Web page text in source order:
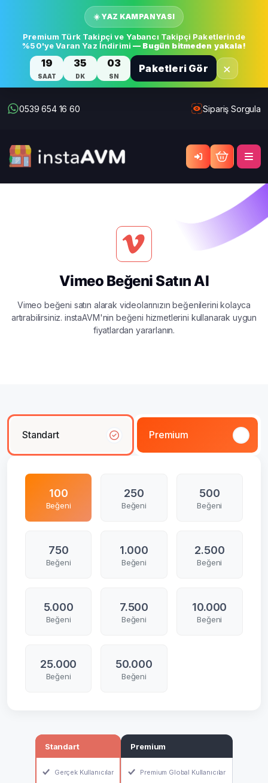
☀️ YAZ KAMPANYASI
Premium Türk Takipçi ve Yabancı Takipçi Paketlerinde
%50'ye Varan Yaz İndirimi — Bugün bitmeden yakala!
19
SAAT
35
DK
03
SN
Paketleri Gör ×
0539 654 16 60 Sipariş Sorgula
Vimeo Beğeni Satın Al
Vimeo beğeni satın alarak videolarınızın beğenilerini kolayca
artırabilirsiniz. instaAVM'nin beğeni hizmetlerini kullanarak uygun
fiyatlardan yararlanın.
Standart Premium
100
Beğeni
250
Beğeni
500
Beğeni
750
Beğeni
1.000
Beğeni
2.500
Beğeni
5.000
Beğeni
7.500
Beğeni
10.000
Beğeni
25.000
Beğeni
50.000
Beğeni
Standart
Gerçek Kullanıcılar
Premium
Premium Global Kullanıcılar